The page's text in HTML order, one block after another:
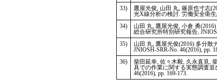
33)
鷹屋光俊, 山田 丸, 篠原也寸志
光X線分析の検討. 労働安全衛生
34)
山田 丸, 鷹屋光俊, 小倉 勇
総合研究所特別研究報告,
35)
山田 丸, 鷹屋光俊(2016) 多分
JNIOSH-SRR-No. 46(2016), pp.
36)
柴田延幸, 佐々木毅, 久永直見,
具での作業に関する実態調査
46(2016), pp. 169-173.